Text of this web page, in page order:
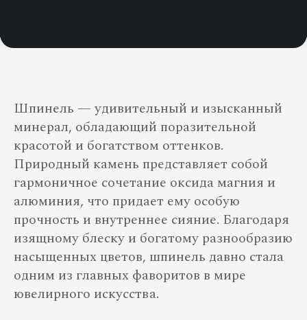
Шпинель — удивительный и изысканный
минерал, обладающий поразительной
красотой и богатством оттенков.
Природный камень представляет собой
гармоничное сочетание оксида магния и
алюминия, что придает ему особую
прочность и внутреннее сияние. Благодаря
изящному блеску и богатому разнообразию
насыщенных цветов, шпинель давно стала
одним из главных фаворитов в мире
ювелирного искусства.